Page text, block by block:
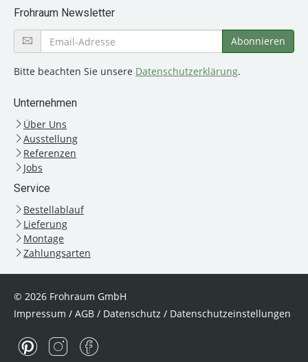
Frohraum Newsletter
Bitte beachten Sie unsere Datenschutzerklärung.
Unternehmen
Über Uns
Ausstellung
Referenzen
Jobs
Service
Bestellablauf
Lieferung
Montage
Zahlungsarten
© 2026 Frohraum GmbH
Impressum / AGB / Datenschutz / Datenschutzeinstellungen